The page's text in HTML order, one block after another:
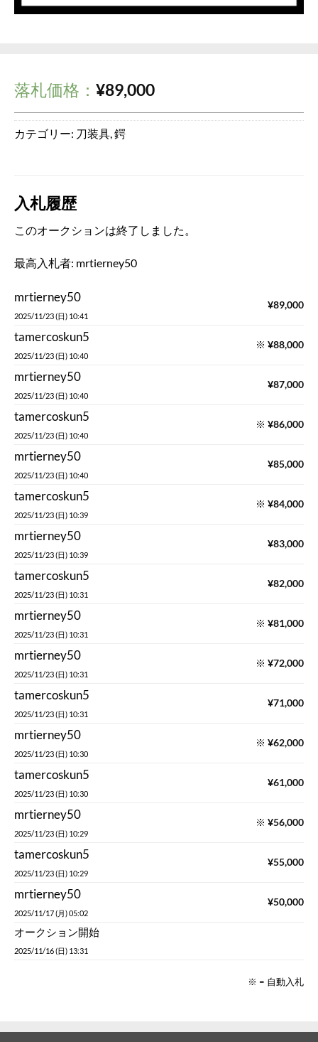
落札価格： ¥89,000
カテゴリー: 刀装具 鍔
入札履歴
このオークションは終了しました。
最高入札者: mrtierney50
mrtierney50
2025/11/23 (日) 10:41
¥89,000
tamercoskun5
2025/11/23 (日) 10:40
※ ¥88,000
mrtierney50
2025/11/23 (日) 10:40
¥87,000
tamercoskun5
2025/11/23 (日) 10:40
※ ¥86,000
mrtierney50
2025/11/23 (日) 10:40
¥85,000
tamercoskun5
2025/11/23 (日) 10:39
※ ¥84,000
mrtierney50
2025/11/23 (日) 10:39
¥83,000
tamercoskun5
2025/11/23 (日) 10:31
¥82,000
mrtierney50
2025/11/23 (日) 10:31
※ ¥81,000
mrtierney50
2025/11/23 (日) 10:31
※ ¥72,000
tamercoskun5
2025/11/23 (日) 10:31
¥71,000
mrtierney50
2025/11/23 (日) 10:30
※ ¥62,000
tamercoskun5
2025/11/23 (日) 10:30
¥61,000
mrtierney50
2025/11/23 (日) 10:29
※ ¥56,000
tamercoskun5
2025/11/23 (日) 10:29
¥55,000
mrtierney50
2025/11/17 (月) 05:02
¥50,000
オークション開始
2025/11/16 (日) 13:31
※ = 自動入札